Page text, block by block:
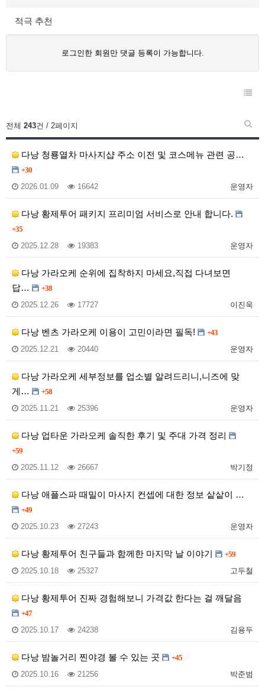
적극 추천
로그인한 회원만 댓글 등록이 가능합니다.
전체 243건 / 2페이지
다낭 청룡열차 마사지샵 주소 이전 및 코스메뉴 관련 공…
+30
운영자
2026.01.09 16642
다낭 황제투어 패키지 프리미엄 서비스로 안내 합니다.
+35
운영자
2025.12.28 19383
다낭 가라오케 순위에 집착하지 마세요,직접 다녀보면
답…
+38
이진욱
2025.12.26 17727
다낭 벤츠 가라오케 이용이 고민이라면 필독! +43
운영자
2025.12.21 20440
다낭 가라오케 세부정보를 업소별 알려드리니,니즈에 맞
게…
+58
운영자
2025.11.21 25396
다낭 업타운 가라오케 솔직한 후기 및 주대 가격 정리
+59
박기정
2025.11.12 26667
다낭 애플스파 때밀이 마사지 컨셉에 대한 정보 샅샅이 …
+49
운영자
2025.10.23 27243
다낭 황제투어 친구들과 함께한 마지막 날 이야기 +59
고두철
2025.10.18 25327
다낭 황제투어 진짜 경험해보니 가격값 한다는 걸 깨달음
+47
김용두
2025.10.17 24238
다낭 밤놀거리 찐야경 볼 수 있는 곳 +45
박준범
2025.10.16 21256